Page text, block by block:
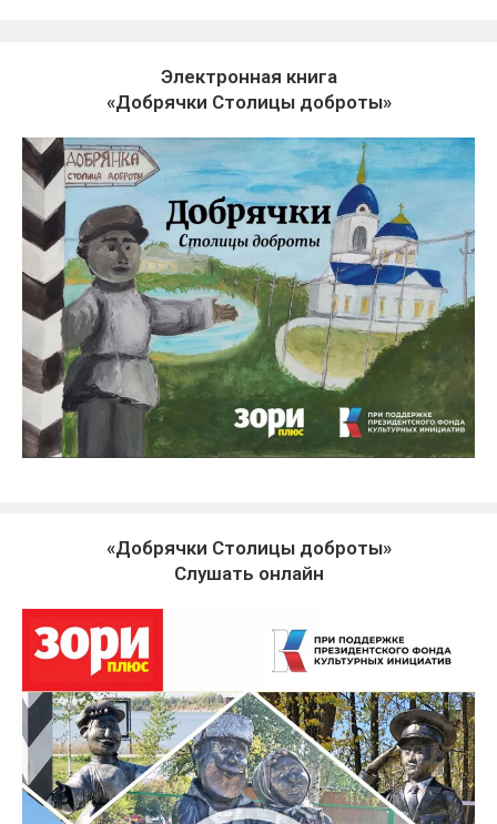
Электронная книга
«Добрячки Столицы доброты»
«Добрячки Столицы доброты»
Слушать онлайн